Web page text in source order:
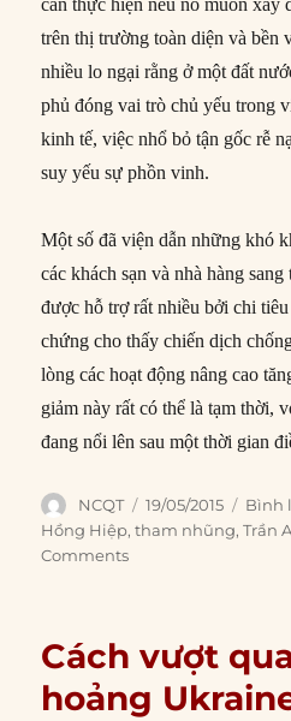
cần thực hiện nếu nó muốn xây
trên thị trường toàn diện và bền
nhiều lo ngại rằng ở một đất
phủ đóng vai trò chủ yếu trong
kinh tế, việc nhổ bỏ tận gốc rễ
suy yếu sự phồn vinh.
Một số đã viện dẫn những khó
các khách sạn và nhà hàng
được hỗ trợ rất nhiều bởi chi
chứng cho thấy chiến dịch
lòng các hoạt động nâng cao
giảm này rất có thể là tạm thời,
đang nổi lên sau một thời gian
Author
NCQT
Posted
on
19/05/2015 Bình
Hồng Hiệp,tham nhũng,Trần
Comments
Cách vượt
hoảng